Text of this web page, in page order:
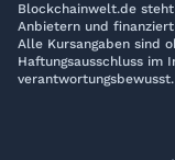
Blockchainwelt.de
Anbietern und
Alle Kursangaben sind
Haftungsausschluss im
verantwortungsbewusst.